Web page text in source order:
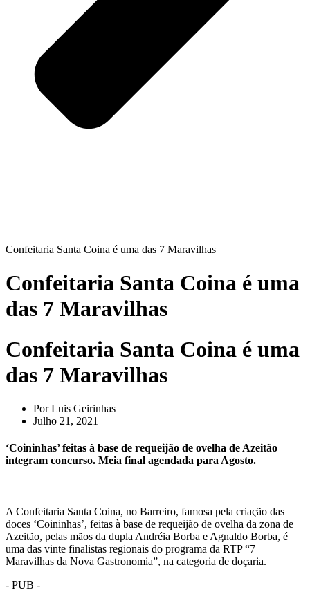
Confeitaria Santa Coina é uma das 7 Maravilhas
Confeitaria Santa Coina é uma
das 7 Maravilhas
Confeitaria Santa Coina é uma
das 7 Maravilhas
PorLuis Geirinhas
Julho 21, 2021
‘Coininhas’ feitas à base de requeijão de ovelha de Azeitão
integram concurso. Meia final agendada para Agosto.
A Confeitaria Santa Coina, no Barreiro, famosa pela criação das
doces ‘Coininhas’, feitas à base de requeijão de ovelha da zona de
Azeitão, pelas mãos da dupla Andréia Borba e Agnaldo Borba, é
uma das vinte finalistas regionais do programa da RTP “7
Maravilhas da Nova Gastronomia”, na categoria de doçaria.
- PUB -